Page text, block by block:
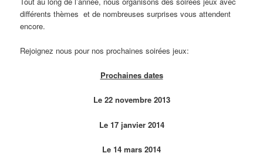
différents thèmes et de nombreuses surprises vous attendent
encore.
Rejoignez nous pour nos prochaines soirées jeux:
Prochaines dates
Le 22 novembre 2013
Le 17 janvier 2014
Le 14 mars 2014